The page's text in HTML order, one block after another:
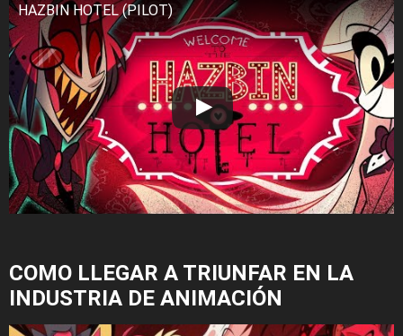
HAZBIN HOTEL (PILOT)
COMO LLEGAR A TRIUNFAR EN LA
INDUSTRIA DE ANIMACIÓN